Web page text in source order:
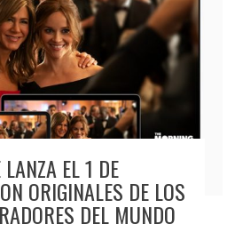
EL 1 DE
ORIGINALES DE LOS
DEL MUNDO